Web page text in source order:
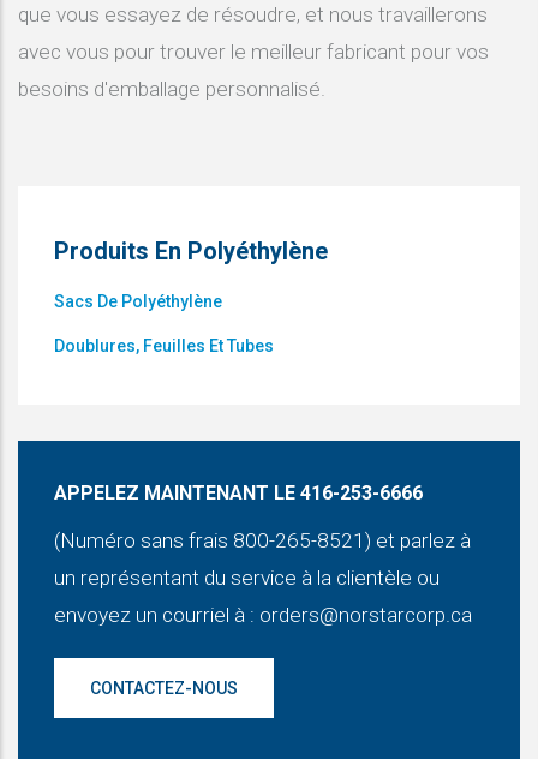
que vous essayez de résoudre, et nous travaillerons
avec vous pour trouver le meilleur fabricant pour vos
besoins d'emballage personnalisé.
Produits En Polyéthylène
Sacs De Polyéthylène
Doublures, Feuilles Et Tubes
APPELEZ MAINTENANT LE 416-253-6666
(Numéro sans frais 800-265-8521) et parlez à
un représentant du service à la clientèle ou
envoyez un courriel à : orders@norstarcorp.ca
CONTACTEZ-NOUS